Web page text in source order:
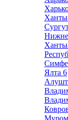
Ялта 6
Муром